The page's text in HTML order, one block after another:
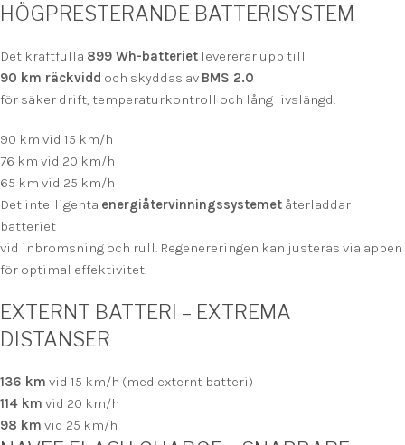
HÖGPRESTERANDE BATTERISYSTEM
Det kraftfulla 899 Wh-batteriet levererar upp till
90 km räckvidd och skyddas av BMS 2.0
för säker drift, temperaturkontroll och lång livslängd.
90 km vid 15 km/h
76 km vid 20 km/h
65 km vid 25 km/h
Det intelligenta energiåtervinningssystemet återladdar
batteriet
vid inbromsning och rull. Regenereringen kan justeras via appen
för optimal effektivitet.
EXTERNT BATTERI – EXTREMA
DISTANSER
136 km vid 15 km/h (med externt batteri)
114 km vid 20 km/h
98 km vid 25 km/h